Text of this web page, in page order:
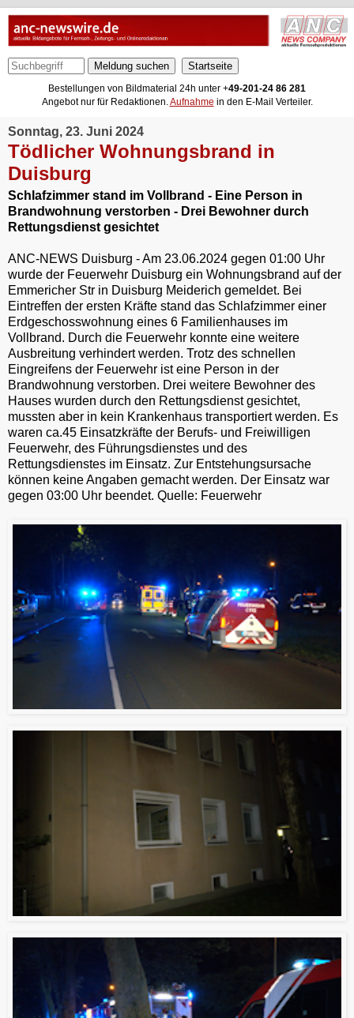
Meldung suchen
Bestellungen von Bildmaterial 24h unter +49-201-24 86 281
Angebot nur für Redaktionen.Aufnahme in den E-Mail Verteiler.
Sonntag, 23. Juni 2024
Tödlicher Wohnungsbrand in
Duisburg
Schlafzimmer stand im Vollbrand - Eine Person in
Brandwohnung verstorben - Drei Bewohner durch
Rettungsdienst gesichtet
ANC-NEWS Duisburg - Am 23.06.2024 gegen 01:00 Uhr
wurde der Feuerwehr Duisburg ein Wohnungsbrand auf der
Emmericher Str in Duisburg Meiderich gemeldet. Bei
Eintreffen der ersten Kräfte stand das Schlafzimmer einer
Erdgeschosswohnung eines 6 Familienhauses im
Vollbrand. Durch die Feuerwehr konnte eine weitere
Ausbreitung verhindert werden. Trotz des schnellen
Eingreifens der Feuerwehr ist eine Person in der
Brandwohnung verstorben. Drei weitere Bewohner des
Hauses wurden durch den Rettungsdienst gesichtet,
mussten aber in kein Krankenhaus transportiert werden. Es
waren ca.45 Einsatzkräfte der Berufs- und Freiwilligen
Feuerwehr, des Führungsdienstes und des
Rettungsdienstes im Einsatz. Zur Entstehungsursache
können keine Angaben gemacht werden. Der Einsatz war
gegen 03:00 Uhr beendet. Quelle: Feuerwehr